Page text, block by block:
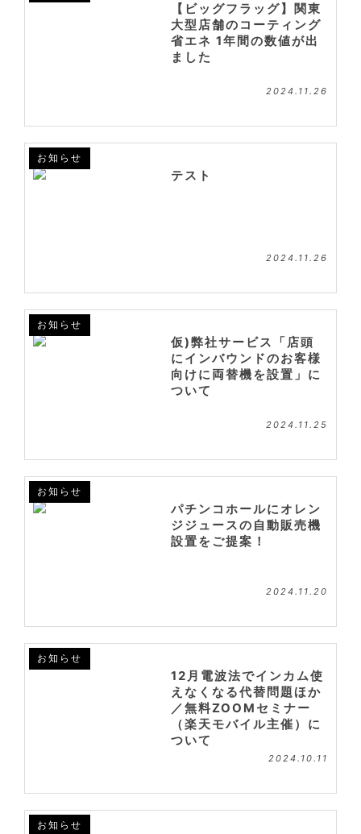
【ビッグフラッグ】関東
大型店舗のコーティング
省エネ 1年間の数値が出
ました
2024.11.26
お知らせ
テスト
2024.11.26
お知らせ
仮)弊社サービス「店頭
にインバウンドのお客様
向けに両替機を設置」に
ついて
2024.11.25
お知らせ
パチンコホールにオレン
ジジュースの自動販売機
設置をご提案！
2024.11.20
お知らせ
12月電波法でインカム使
えなくなる代替問題ほか
／無料ZOOMセミナー
（楽天モバイル主催）に
ついて
2024.10.11
お知らせ